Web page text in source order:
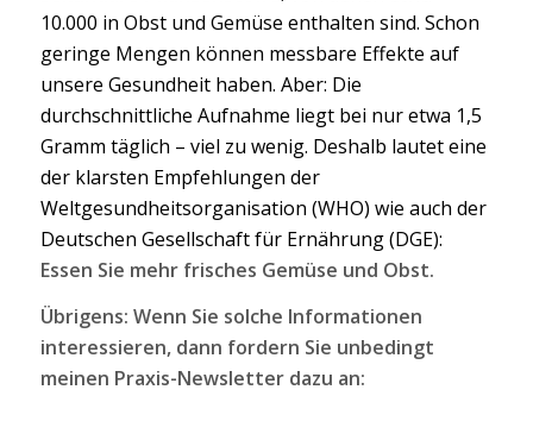
10.000 in Obst und Gemüse enthalten sind. Schon
geringe Mengen können messbare Effekte auf
unsere Gesundheit haben. Aber: Die
durchschnittliche Aufnahme liegt bei nur etwa 1,5
Gramm täglich – viel zu wenig. Deshalb lautet eine
der klarsten Empfehlungen der
Weltgesundheitsorganisation (WHO) wie auch der
Deutschen Gesellschaft für Ernährung (DGE):
Essen Sie mehr frisches Gemüse und Obst.
Übrigens: Wenn Sie solche Informationen
interessieren, dann fordern Sie unbedingt
meinen Praxis-Newsletter dazu an: